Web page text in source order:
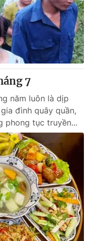
7
năm luôn là dịp
đình quây quần,
phong tục truyền...